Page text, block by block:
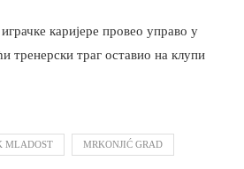
каријере провео управо у
тренерски траг оставио на клупи
MLADOST MRKONJIĆ GRAD